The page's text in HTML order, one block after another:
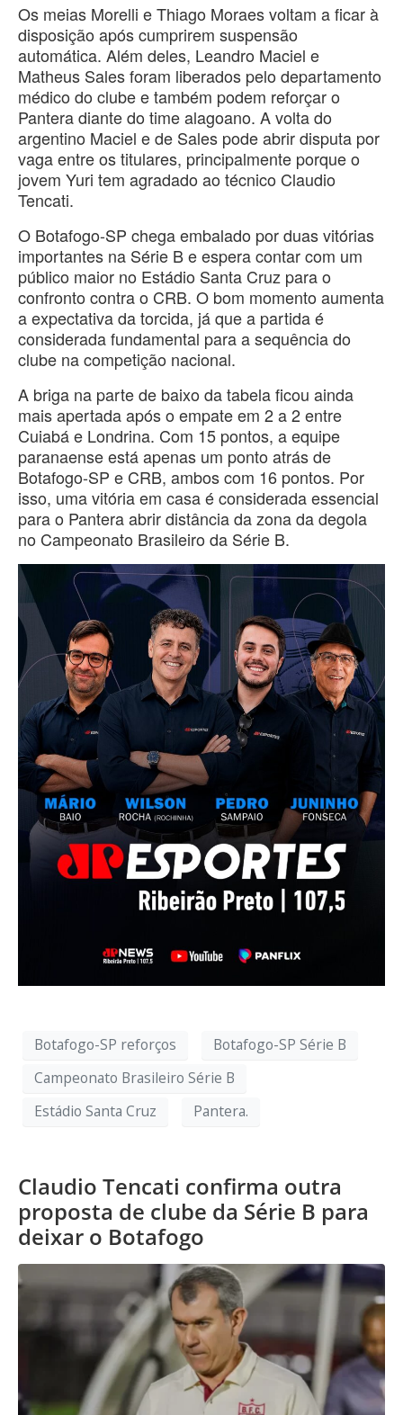
Os meias Morelli e Thiago Moraes voltam a ficar à
disposição após cumprirem suspensão
automática. Além deles, Leandro Maciel e
Matheus Sales foram liberados pelo departamento
médico do clube e também podem reforçar o
Pantera diante do time alagoano. A volta do
argentino Maciel e de Sales pode abrir disputa por
vaga entre os titulares, principalmente porque o
jovem Yuri tem agradado ao técnico Claudio
Tencati.
O Botafogo-SP chega embalado por duas vitórias
importantes na Série B e espera contar com um
público maior no Estádio Santa Cruz para o
confronto contra o CRB. O bom momento aumenta
a expectativa da torcida, já que a partida é
considerada fundamental para a sequência do
clube na competição nacional.
A briga na parte de baixo da tabela ficou ainda
mais apertada após o empate em 2 a 2 entre
Cuiabá e Londrina. Com 15 pontos, a equipe
paranaense está apenas um ponto atrás de
Botafogo-SP e CRB, ambos com 16 pontos. Por
isso, uma vitória em casa é considerada essencial
para o Pantera abrir distância da zona da degola
no Campeonato Brasileiro da Série B.
Botafogo-SP reforços
Botafogo-SP Série B
Campeonato Brasileiro Série B
Estádio Santa Cruz
Pantera.
Claudio Tencati confirma outra
proposta de clube da Série B para
deixar o Botafogo